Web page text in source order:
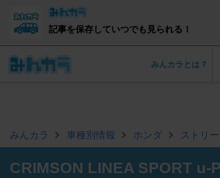
記事を保存していつでも見られる！
みんカラとは？
みんカラ 車種別情報 ホンダ ストリ
CRIMSON LINEA SPORT u-